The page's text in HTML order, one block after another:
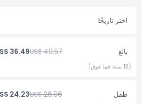
يضمن الراحة والسلامة، ستستمتع كل من الإثارة
بانطباعات دائمة عن الساحل الخلاب لـ دبي.
أبرز المعالم
اختر تاريخًا
بالغ US$ 40.57
36.49
(13 سنة فما فوق)
طفل US$ 26.96
24.23